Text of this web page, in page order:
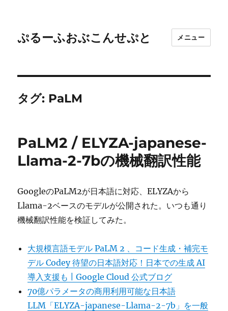
ぷるーふおぶこんせぷと メニュー
タグ: PaLM
PaLM2 / ELYZA-japanese-
Llama-2-7bの機械翻訳性能
GoogleのPaLM2が日本語に対応、ELYZAから
Llama-2ベースのモデルが公開された。いつも通り
機械翻訳性能を検証してみた。
大規模言語モデル PaLM 2 、コード生成・補完モ
デル Codey 待望の日本語対応！日本での生成 AI
導入支援も | Google Cloud 公式ブログ
70億パラメータの商用利用可能な日本語
LLM「ELYZA-japanese-Llama-2-7b」を一般